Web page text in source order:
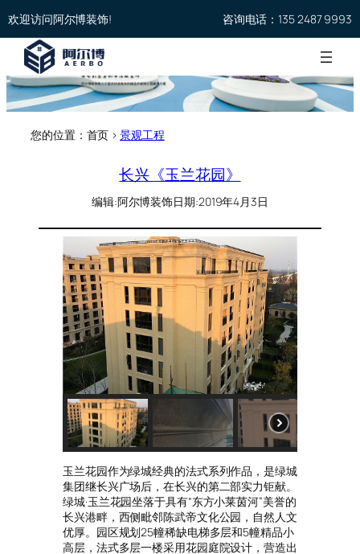
欢迎访问阿尔博装饰! 咨询电话：135 2487 9993
您的位置：首页 > 景观工程
长兴《玉兰花园》
编辑:阿尔博装饰日期:2019年4月3日
玉兰花园作为绿城经典的法式系列作品，是绿城
集团继长兴广场后，在长兴的第二部实力钜献。
绿城·玉兰花园坐落于具有“东方小莱茵河”美誉的
长兴港畔，西侧毗邻陈武帝文化公园，自然人文
优厚。园区规划25幢稀缺电梯多层和5幢精品小
高层，法式多层一楼采用花园庭院设计，营造出